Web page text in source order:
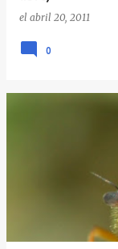
el abril 20, 2011
0